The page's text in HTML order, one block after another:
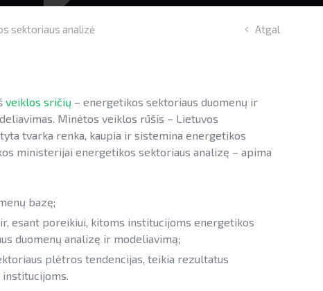
sektoriaus analizė Atgal
veiklos sričių – energetikos sektoriaus duomenų ir
Minėtos veiklos rūšis – Lietuvos
tvarka renka, kaupia ir sistemina energetikos
ministerijai energetikos sektoriaus analizę – apima
bazę;
esant poreikiui, kitoms institucijoms energetikos
duomenų analizę ir modeliavimą;
plėtros tendencijas, teikia rezultatus